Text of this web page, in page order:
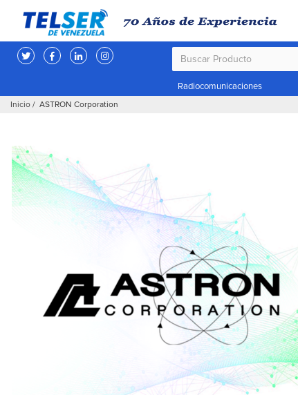
Radiocomunicaciones
Inicio / ASTRON Corporation